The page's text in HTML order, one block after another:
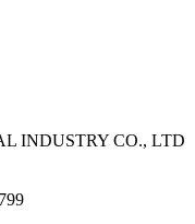
INDUSTRY CO., LTD